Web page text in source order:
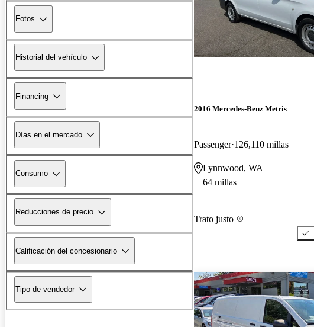
Fotos
Historial del vehículo
Financing
Días en el mercado
Consumo
Reducciones de precio
Calificación del concesionario
Tipo de vendedor
2016 Mercedes-Benz Metris
Passenger 126,110 millas
Lynnwood, WA
64 millas
Trato justo